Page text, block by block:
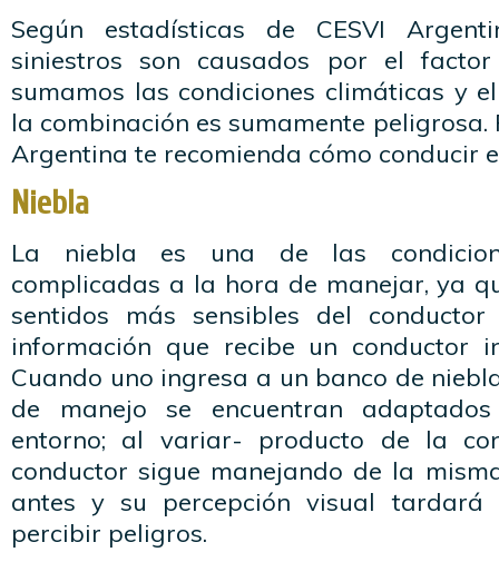
Según estadísticas de CESVI
siniestros son causados por el
sumamos las condiciones climáticas y
la combinación es sumamente peligrosa.
Argentina te recomienda cómo conducir
Niebla
La niebla es una de las
complicadas a la hora de manejar, ya
sentidos más sensibles del
información que recibe un conductor
Cuando uno ingresa a un banco de
de manejo se encuentran
entorno; al variar- producto de la
conductor sigue manejando de la
antes y su percepción visual
percibir peligros.